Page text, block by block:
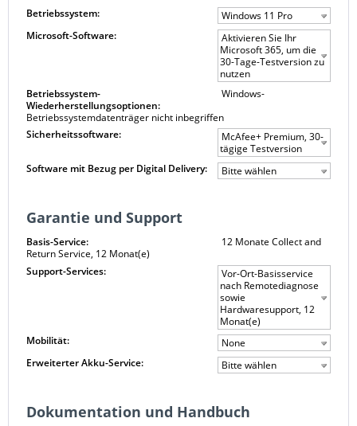
Betriebssystem:
Windows 11 Pro
Microsoft-Software:
Aktivieren Sie Ihr
Microsoft 365, um die
30-Tage-Testversion zu
nutzen
Betriebssystem-
Wiederherstellungsoptionen:
Windows-
Betriebssystemdatenträger nicht inbegriffen
Sicherheitssoftware:
McAfee+ Premium, 30-
tägige Testversion
Software mit Bezug per Digital Delivery:
Bitte wählen
Garantie und Support
Basis-Service:
12 Monate Collect and
Return Service, 12 Monat(e)
Support-Services:
Vor-Ort-Basisservice
nach Remotediagnose
sowie
Hardwaresupport, 12
Monat(e)
Mobilität:
None
Erweiterter Akku-Service:
Bitte wählen
Dokumentation und Handbuch